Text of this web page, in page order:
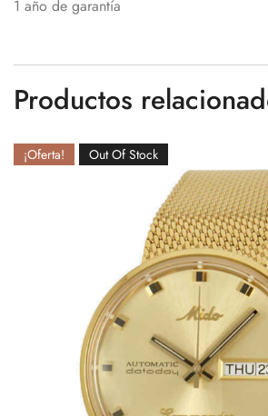
1 año de garantía
Productos
¡Oferta! Out Of Stock